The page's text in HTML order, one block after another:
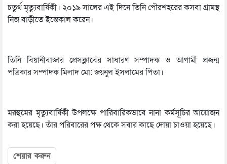
চতুর্থ মৃত্যুবার্ষিকী। ২০১৯ সালের এই দিনে তিনি পৌরশহরের কসবা গ্রামস্থ
নিজ বাড়ীতে ইন্তেকাল করেন।
তিনি বিয়ানীবাজার প্রেসক্লাবের সাধারণ সম্পাদক ও আগামী প্রজন্ম
পত্রিকার সম্পাদক মিলাদ মো: জয়নুল ইসলামের পিতা।
মরহুমের মৃত্যুবার্ষিকী উপলক্ষে পারিবারিকভাবে নানা কর্মসূচির আয়োজন
করা হয়েছে। তাঁর পরিবারের পক্ষ থেকে সবার কাছে দোয়া চাওয়া হয়েছে।
শেয়ার করুন